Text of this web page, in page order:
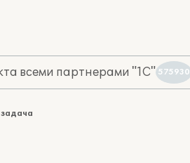
всеми партнерами "1С" 575930